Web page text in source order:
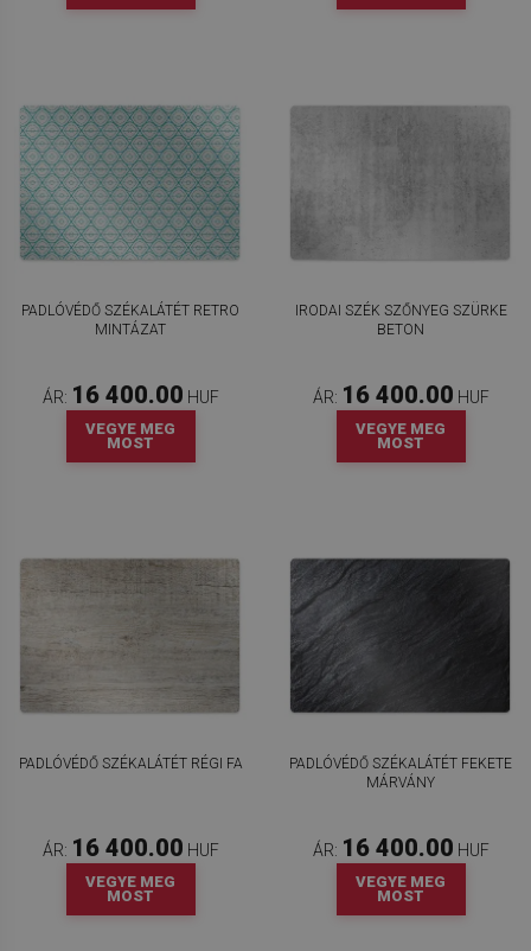
PADLÓVÉDŐ SZÉKALÁTÉT RETRO
MINTÁZAT
ÁR: 16 400.00 HUF
VEGYE MEG
MOST
IRODAI SZÉK SZŐNYEG SZÜRKE
BETON
ÁR: 16 400.00 HUF
VEGYE MEG
MOST
PADLÓVÉDŐ SZÉKALÁTÉT RÉGI FA
ÁR: 16 400.00 HUF
VEGYE MEG
MOST
PADLÓVÉDŐ SZÉKALÁTÉT FEKETE
MÁRVÁNY
ÁR: 16 400.00 HUF
VEGYE MEG
MOST